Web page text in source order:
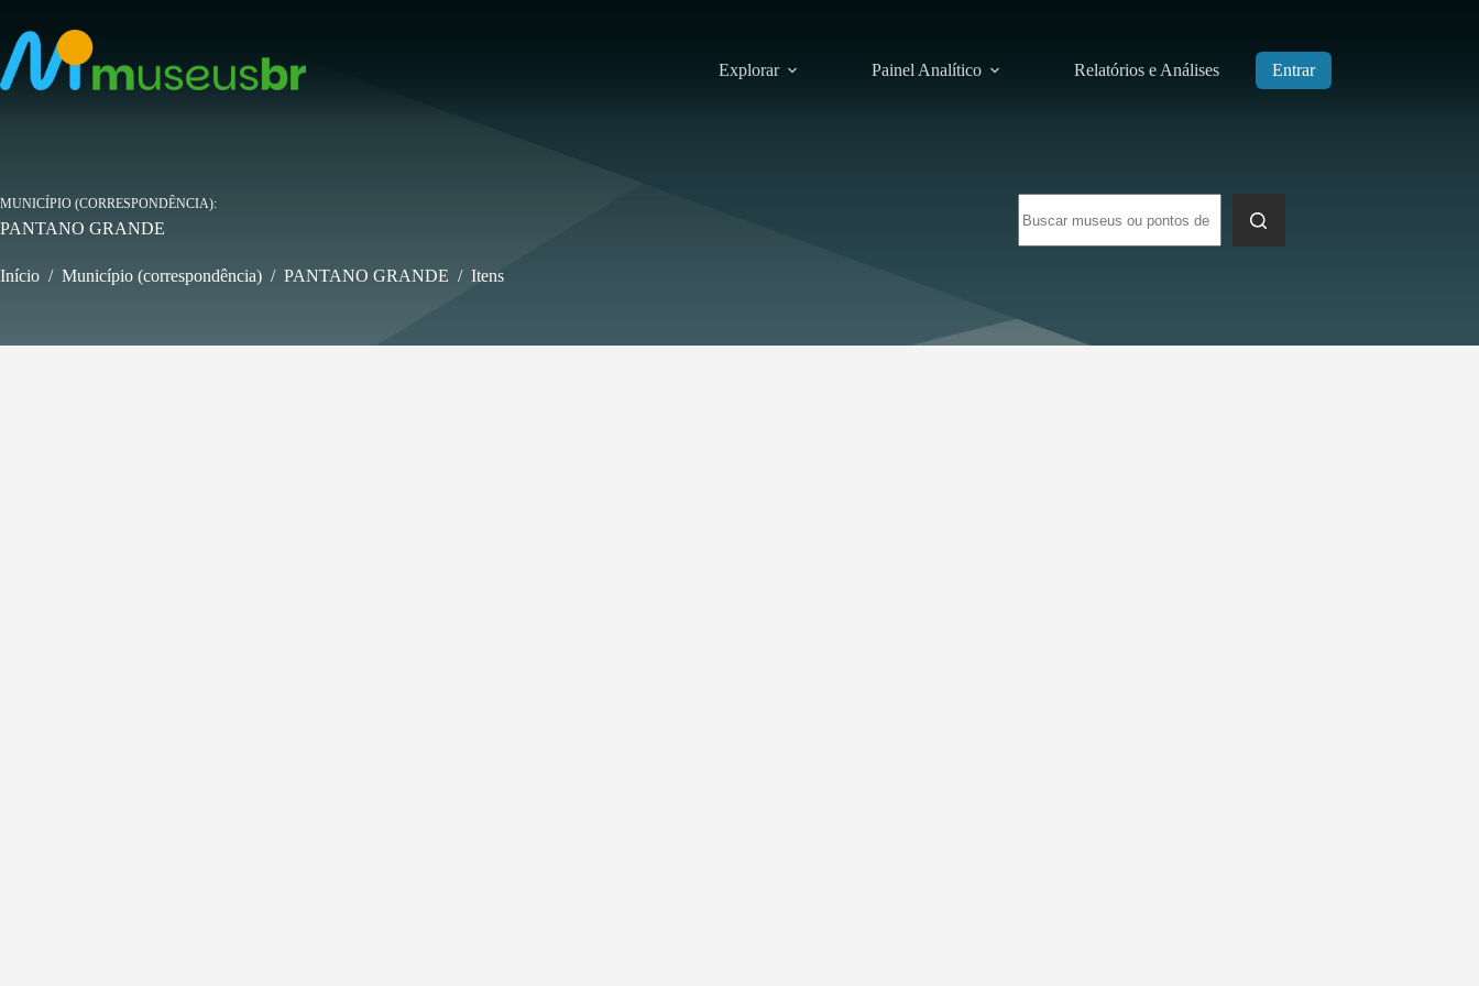
para
conteúdo
Explorar Painel Analítico Relatórios e Análises Entrar
resultados
MUNICÍPIO (CORRESPONDÊNCIA)
PANTANO GRANDE
Início / Município (correspondência) / PANTANO GRANDE / Itens